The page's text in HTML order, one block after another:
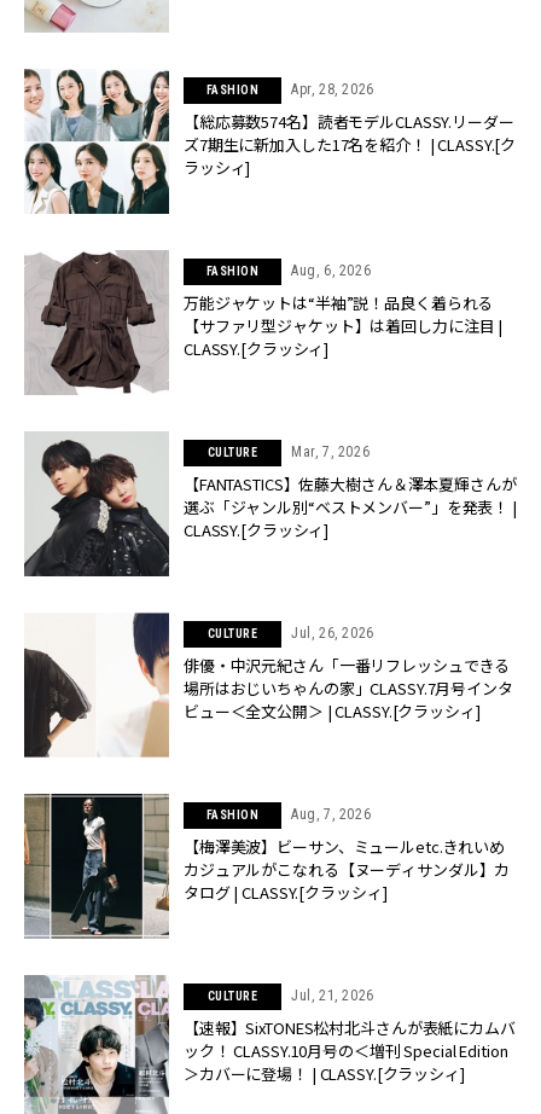
FASHION Apr, 28, 2026
【総応募数574名】読者モデルCLASSY.リーダー
ズ7期生に新加入した17名を紹介！ | CLASSY.[ク
ラッシィ]
FASHION Aug, 6, 2026
万能ジャケットは“半袖”説！品良く着られる
【サファリ型ジャケット】は着回し力に注目 |
CLASSY.[クラッシィ]
CULTURE Mar, 7, 2026
【FANTASTICS】佐藤大樹さん＆澤本夏輝さんが
選ぶ「ジャンル別“ベストメンバー”」を発表！ |
CLASSY.[クラッシィ]
CULTURE Jul, 26, 2026
俳優・中沢元紀さん「一番リフレッシュできる
場所はおじいちゃんの家」CLASSY.7月号インタ
ビュー＜全文公開＞ | CLASSY.[クラッシィ]
FASHION Aug, 7, 2026
【梅澤美波】ビーサン、ミュールetc.きれいめ
カジュアルがこなれる【ヌーディサンダル】カ
タログ | CLASSY.[クラッシィ]
CULTURE Jul, 21, 2026
【速報】SixTONES松村北斗さんが表紙にカムバ
ック！ CLASSY.10月号の＜増刊 Special Edition
＞カバーに登場！ | CLASSY.[クラッシィ]